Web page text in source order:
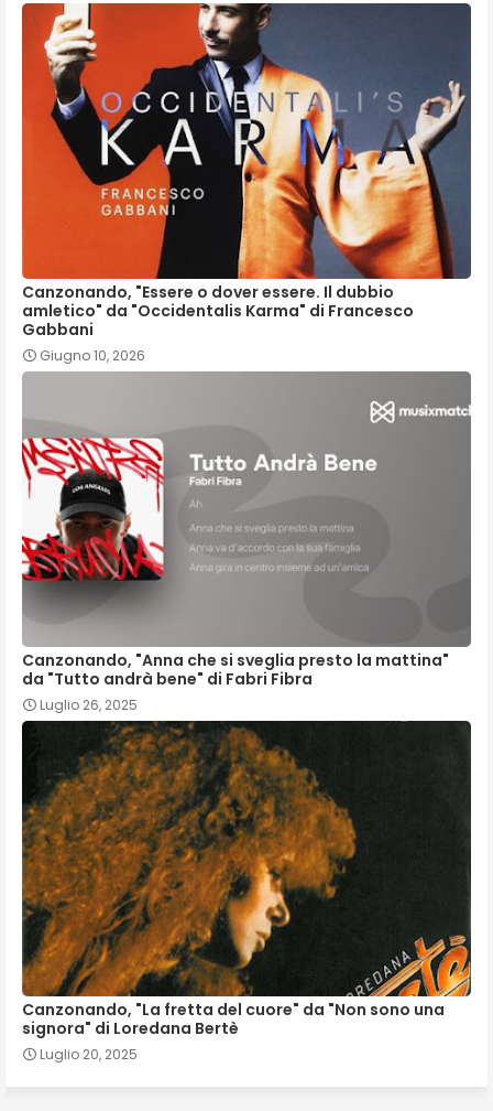
Canzonando, "Essere o dover essere. Il dubbio
amletico" da "Occidentalis Karma" di Francesco
Gabbani
Giugno 10, 2026
Canzonando, "Anna che si sveglia presto la mattina"
da "Tutto andrà bene" di Fabri Fibra
Luglio 26, 2025
Canzonando, "La fretta del cuore" da "Non sono una
signora" di Loredana Bertè
Luglio 20, 2025